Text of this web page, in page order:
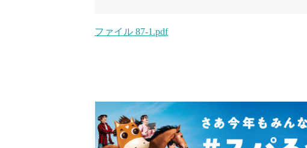
ファイル 87-1.pdf